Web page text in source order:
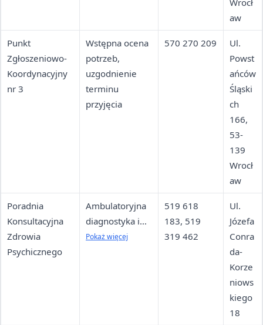
Wrocł
aw
Punkt
Zgłoszeniowo-
Koordynacyjny
nr 3
Wstępna ocena
potrzeb,
uzgodnienie
terminu
przyjęcia
570 270 209
Ul.
Powst
ańców
Śląski
ch
166,
53-
139
Wrocł
aw
Poradnia
Konsultacyjna
Zdrowia
Psychicznego
Ambulatoryjna
diagnostyka i
leczenie
Pokaż więcej
519 618
183, 519
319 462
Ul.
Józefa
Conra
da-
Korze
niows
kiego
18